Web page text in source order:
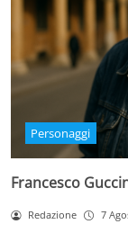
Personaggi
Francesco
Redazione 7